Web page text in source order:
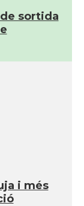
sortida
i més